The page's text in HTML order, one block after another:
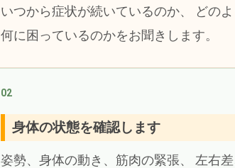
いつから症状が続いているのか、 どの
何に困っているのかをお聞きします。
02
身体の状態を確認します
姿勢、身体の動き、筋肉の緊張、 左右